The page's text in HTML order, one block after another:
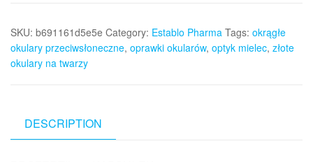
SKU: b691161d5e5e Category: Establo Pharma Tags: okrągłe
okulary przeciwsłoneczne, oprawki okularów, optyk mielec, złote
okulary na twarzy
DESCRIPTION